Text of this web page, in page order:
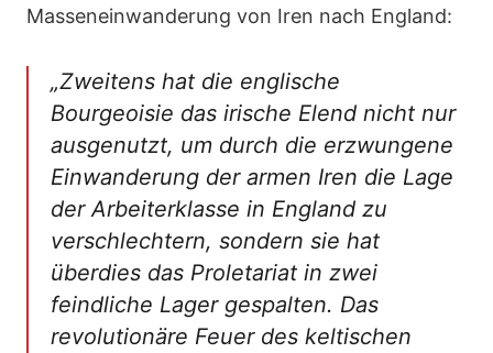
Masseneinwanderung von Iren nach England:
„Zweitens hat die englische
Bourgeoisie das irische Elend nicht nur
ausgenutzt, um durch die erzwungene
Einwanderung der armen Iren die Lage
der Arbeiterklasse in England zu
verschlechtern, sondern sie hat
überdies das Proletariat in zwei
feindliche Lager gespalten. Das
revolutionäre Feuer des keltischen